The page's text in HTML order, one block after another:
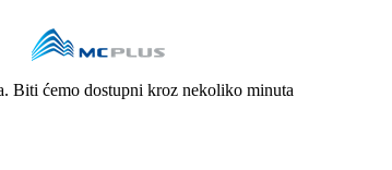
Biti ćemo dostupni kroz nekoliko minuta